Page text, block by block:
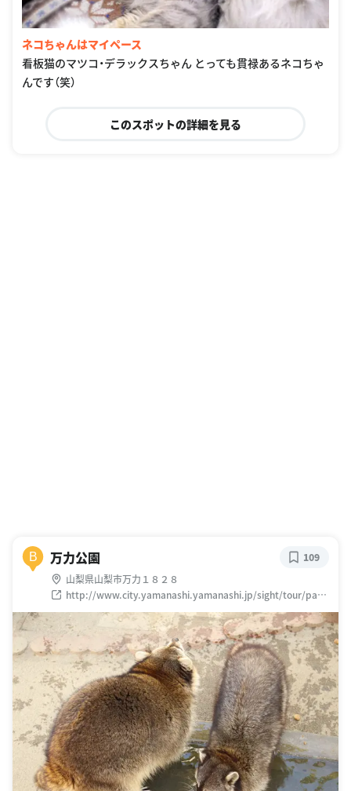
ネコちゃんはマイペース
看板猫のマツコ・デラックスちゃん とっても貫禄あるネコちゃ
んです（笑）
このスポットの詳細を見る
B 万力公園
山梨県山梨市万力１８２８
http://www.city.yamanashi.yamanashi.jp/sight/tour/park
/manriki.html
109